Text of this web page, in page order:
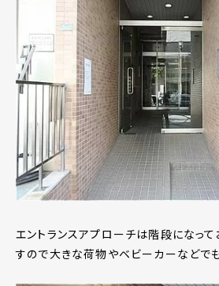
エントランスアプローチは階段になっ
すので大きな荷物やベビーカーなどで